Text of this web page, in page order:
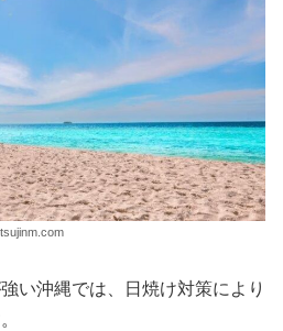
い沖縄では、日焼け対策により